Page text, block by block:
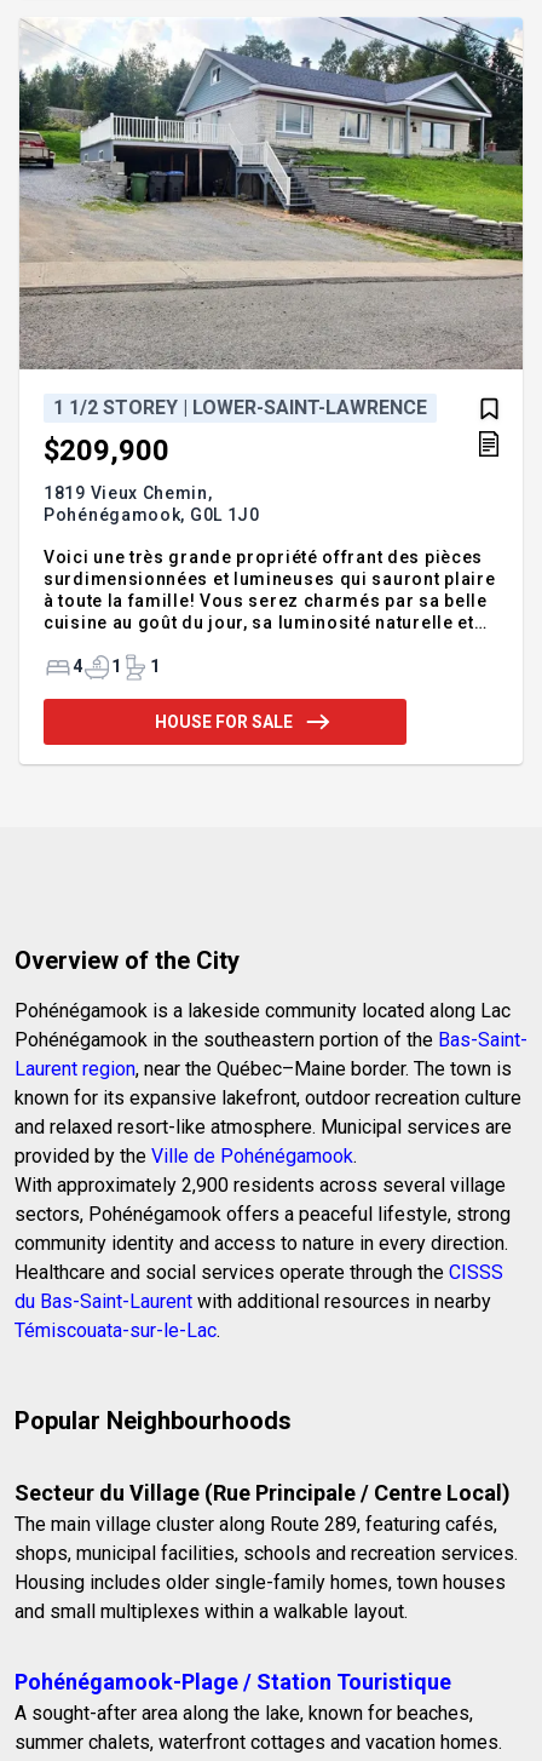
1 1/2 STOREY | LOWER-SAINT-LAWRENCE
$209,900
1819 Vieux Chemin,
Pohénégamook, G0L 1J0
Voici une très grande propriété offrant des pièces
surdimensionnées et lumineuses qui sauront plaire
à toute la famille! Vous serez charmés par sa belle
cuisine au goût du jour, sa luminosité naturelle et
chambres ainsi qu'une salle d'eau pratique. Le
d'aménagement, parfait pour un atelier, une salle
familiale ou un espace de loisirs selon vos
4 1 1
HOUSE FOR SALE
Overview of the City
Pohénégamook is a lakeside community located along Lac
Pohénégamook in the southeastern portion of the Bas-Saint-
Laurent region, near the Québec–Maine border. The town is
known for its expansive lakefront, outdoor recreation culture
and relaxed resort-like atmosphere. Municipal services are
provided by the Ville de Pohénégamook.
With approximately 2,900 residents across several village
sectors, Pohénégamook offers a peaceful lifestyle, strong
community identity and access to nature in every direction.
Healthcare and social services operate through the CISSS
du Bas-Saint-Laurent with additional resources in nearby
Témiscouata-sur-le-Lac.
Popular Neighbourhoods
Secteur du Village (Rue Principale / Centre Local)
The main village cluster along Route 289, featuring cafés,
shops, municipal facilities, schools and recreation services.
Housing includes older single-family homes, town houses
and small multiplexes within a walkable layout.
Pohénégamook-Plage / Station Touristique
A sought-after area along the lake, known for beaches,
summer chalets, waterfront cottages and vacation homes.